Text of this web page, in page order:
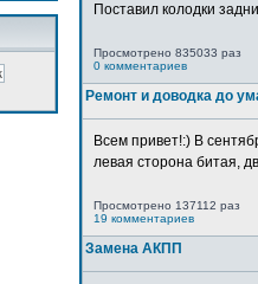
Поставил колодки
Просмотрено 835033 раз
0 комментариев
Ремонт и доводка до
Всем привет!:) В
левая сторона битая,
Просмотрено 137112 раз
19 комментариев
Замена АКПП